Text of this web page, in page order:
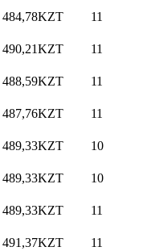
484,78KZT
11
490,21KZT
11
488,59KZT
11
487,76KZT
11
489,33KZT
10
489,33KZT
10
489,33KZT
11
491,37KZT
11